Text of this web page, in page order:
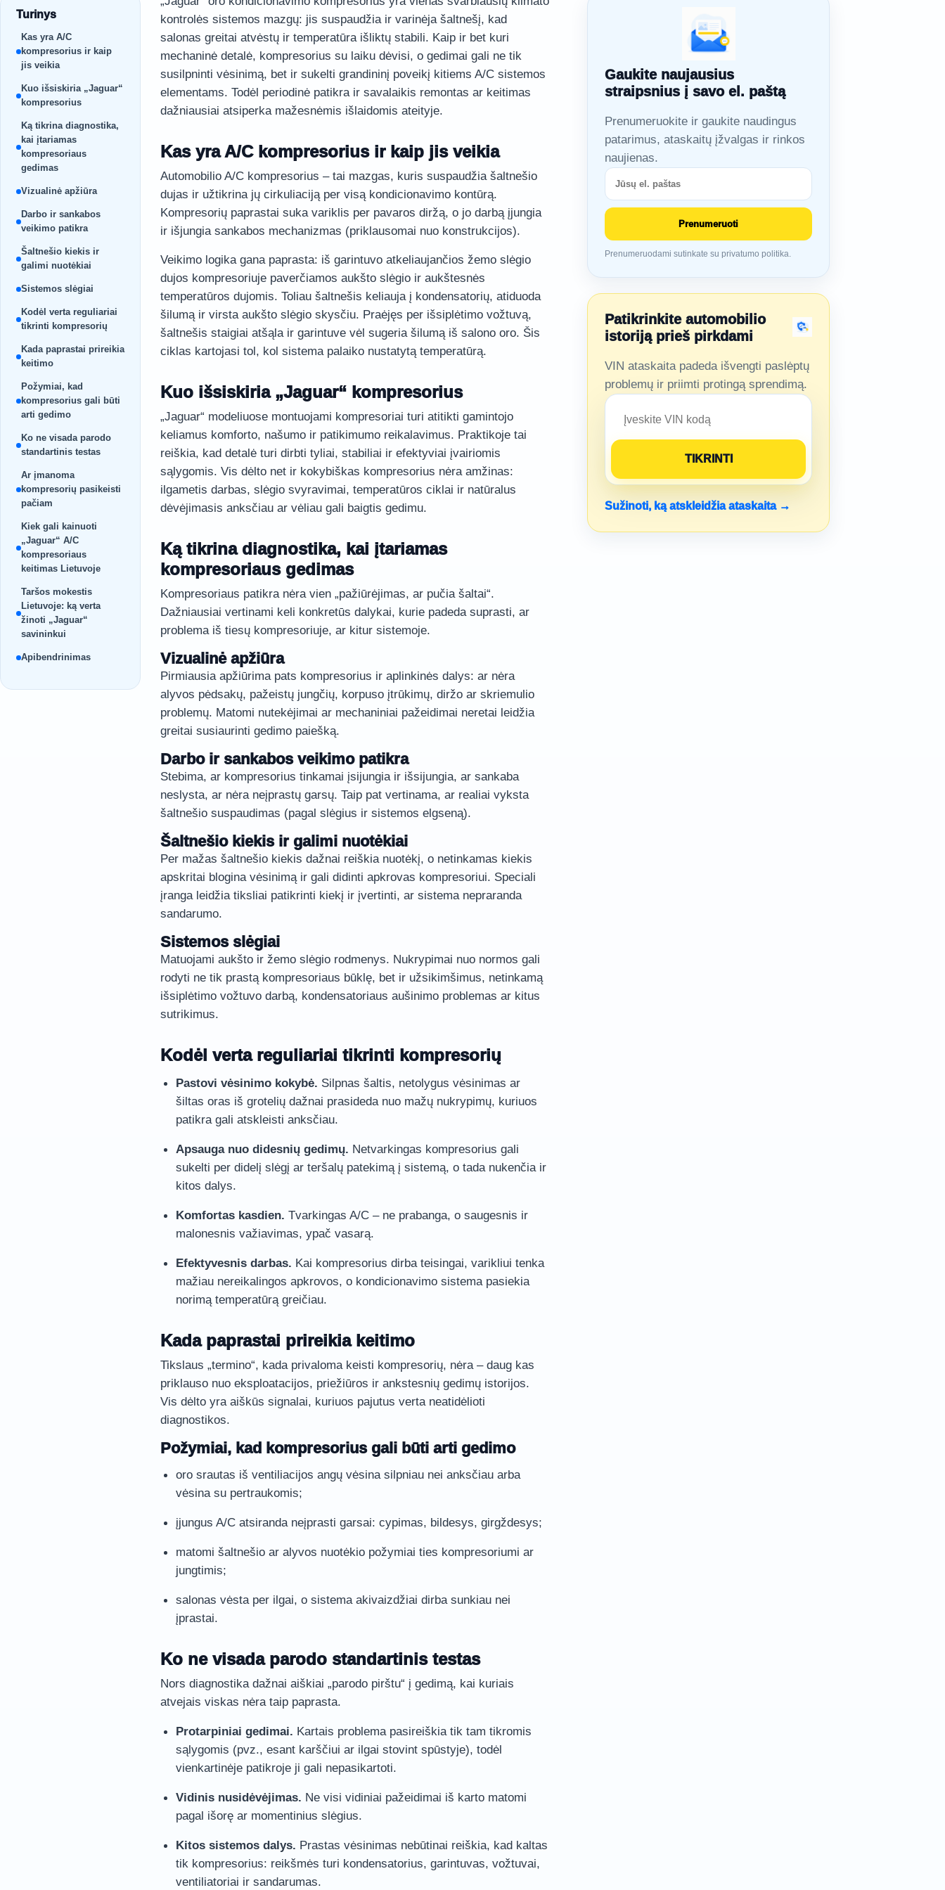
Turinys
Kas yra A/C
kompresorius ir kaip
jis veikia
Kuo išsiskiria „Jaguar“
kompresorius
Ką tikrina diagnostika,
kai įtariamas
kompresoriaus
gedimas
Vizualinė apžiūra
Darbo ir sankabos
veikimo patikra
Šaltnešio kiekis ir
galimi nuotėkiai
Sistemos slėgiai
Kodėl verta reguliariai
tikrinti kompresorių
Kada paprastai prireikia
keitimo
Požymiai, kad
kompresorius gali būti
arti gedimo
Ko ne visada parodo
standartinis testas
Ar įmanoma
kompresorių pasikeisti
pačiam
Kiek gali kainuoti
„Jaguar“ A/C
kompresoriaus
keitimas Lietuvoje
Taršos mokestis
Lietuvoje: ką verta
žinoti „Jaguar“
savininkui
Apibendrinimas
kontrolės sistemos mazgų: jis suspaudžia ir varinėja šaltnešį, kad
salonas greitai atvėstų ir temperatūra išliktų stabili. Kaip ir bet kuri
mechaninė detalė, kompresorius su laiku dėvisi, o gedimai gali ne tik
susilpninti vėsinimą, bet ir sukelti grandininį poveikį kitiems A/C sistemos
elementams. Todėl periodinė patikra ir savalaikis remontas ar keitimas
dažniausiai atsiperka mažesnėmis išlaidomis ateityje.
Kas yra A/C kompresorius ir kaip jis veikia
Automobilio A/C kompresorius – tai mazgas, kuris suspaudžia šaltnešio
dujas ir užtikrina jų cirkuliaciją per visą kondicionavimo kontūrą.
Kompresorių paprastai suka variklis per pavaros diržą, o jo darbą įjungia
ir išjungia sankabos mechanizmas (priklausomai nuo konstrukcijos).
Veikimo logika gana paprasta: iš garintuvo atkeliaujančios žemo slėgio
dujos kompresoriuje paverčiamos aukšto slėgio ir aukštesnės
temperatūros dujomis. Toliau šaltnešis keliauja į kondensatorių, atiduoda
šilumą ir virsta aukšto slėgio skysčiu. Praėjęs per išsiplėtimo vožtuvą,
šaltnešis staigiai atšąla ir garintuve vėl sugeria šilumą iš salono oro. Šis
ciklas kartojasi tol, kol sistema palaiko nustatytą temperatūrą.
Kuo išsiskiria „Jaguar“ kompresorius
„Jaguar“ modeliuose montuojami kompresoriai turi atitikti gamintojo
keliamus komforto, našumo ir patikimumo reikalavimus. Praktikoje tai
reiškia, kad detalė turi dirbti tyliai, stabiliai ir efektyviai įvairiomis
sąlygomis. Vis dėlto net ir kokybiškas kompresorius nėra amžinas:
ilgametis darbas, slėgio svyravimai, temperatūros ciklai ir natūralus
dėvėjimasis anksčiau ar vėliau gali baigtis gedimu.
Ką tikrina diagnostika, kai įtariamas
kompresoriaus gedimas
Kompresoriaus patikra nėra vien „pažiūrėjimas, ar pučia šaltai“.
Dažniausiai vertinami keli konkretūs dalykai, kurie padeda suprasti, ar
problema iš tiesų kompresoriuje, ar kitur sistemoje.
Vizualinė apžiūra
Pirmiausia apžiūrima pats kompresorius ir aplinkinės dalys: ar nėra
alyvos pėdsakų, pažeistų jungčių, korpuso įtrūkimų, diržo ar skriemulio
problemų. Matomi nutekėjimai ar mechaniniai pažeidimai neretai leidžia
greitai susiaurinti gedimo paiešką.
Darbo ir sankabos veikimo patikra
Stebima, ar kompresorius tinkamai įsijungia ir išsijungia, ar sankaba
neslysta, ar nėra neįprastų garsų. Taip pat vertinama, ar realiai vyksta
šaltnešio suspaudimas (pagal slėgius ir sistemos elgseną).
Šaltnešio kiekis ir galimi nuotėkiai
Per mažas šaltnešio kiekis dažnai reiškia nuotėkį, o netinkamas kiekis
apskritai blogina vėsinimą ir gali didinti apkrovas kompresoriui. Speciali
įranga leidžia tiksliai patikrinti kiekį ir įvertinti, ar sistema nepraranda
sandarumo.
Sistemos slėgiai
Matuojami aukšto ir žemo slėgio rodmenys. Nukrypimai nuo normos gali
rodyti ne tik prastą kompresoriaus būklę, bet ir užsikimšimus, netinkamą
išsiplėtimo vožtuvo darbą, kondensatoriaus aušinimo problemas ar kitus
sutrikimus.
Kodėl verta reguliariai tikrinti kompresorių
Pastovi vėsinimo kokybė. Silpnas šaltis, netolygus vėsinimas ar
šiltas oras iš grotelių dažnai prasideda nuo mažų nukrypimų, kuriuos
patikra gali atskleisti anksčiau.
Apsauga nuo didesnių gedimų. Netvarkingas kompresorius gali
sukelti per didelį slėgį ar teršalų patekimą į sistemą, o tada nukenčia ir
kitos dalys.
Komfortas kasdien. Tvarkingas A/C – ne prabanga, o saugesnis ir
malonesnis važiavimas, ypač vasarą.
Efektyvesnis darbas. Kai kompresorius dirba teisingai, varikliui tenka
mažiau nereikalingos apkrovos, o kondicionavimo sistema pasiekia
norimą temperatūrą greičiau.
Kada paprastai prireikia keitimo
Tikslaus „termino“, kada privaloma keisti kompresorių, nėra – daug kas
priklauso nuo eksploatacijos, priežiūros ir ankstesnių gedimų istorijos.
Vis dėlto yra aiškūs signalai, kuriuos pajutus verta neatidėlioti
diagnostikos.
Požymiai, kad kompresorius gali būti arti gedimo
oro srautas iš ventiliacijos angų vėsina silpniau nei anksčiau arba
vėsina su pertraukomis;
įjungus A/C atsiranda neįprasti garsai: cypimas, bildesys, girgždesys;
matomi šaltnešio ar alyvos nuotėkio požymiai ties kompresoriumi ar
jungtimis;
salonas vėsta per ilgai, o sistema akivaizdžiai dirba sunkiau nei
įprastai.
Ko ne visada parodo standartinis testas
Nors diagnostika dažnai aiškiai „parodo pirštu“ į gedimą, kai kuriais
atvejais viskas nėra taip paprasta.
Protarpiniai gedimai. Kartais problema pasireiškia tik tam tikromis
sąlygomis (pvz., esant karščiui ar ilgai stovint spūstyje), todėl
vienkartinėje patikroje ji gali nepasikartoti.
Vidinis nusidėvėjimas. Ne visi vidiniai pažeidimai iš karto matomi
pagal išorę ar momentinius slėgius.
Kitos sistemos dalys. Prastas vėsinimas nebūtinai reiškia, kad kaltas
tik kompresorius: reikšmės turi kondensatorius, garintuvas, vožtuvai,
ventiliatoriai ir sandarumas.
Gaukite naujausius
straipsnius į savo el. paštą
Prenumeruokite ir gaukite naudingus
patarimus, ataskaitų įžvalgas ir rinkos
naujienas.
Prenumeruoti
Prenumeruodami sutinkate su privatumo politika.
Patikrinkite automobilio
istoriją prieš pirkdami
VIN ataskaita padeda išvengti paslėptų
problemų ir priimti protingą sprendimą.
Sužinoti, ką atskleidžia ataskaita →